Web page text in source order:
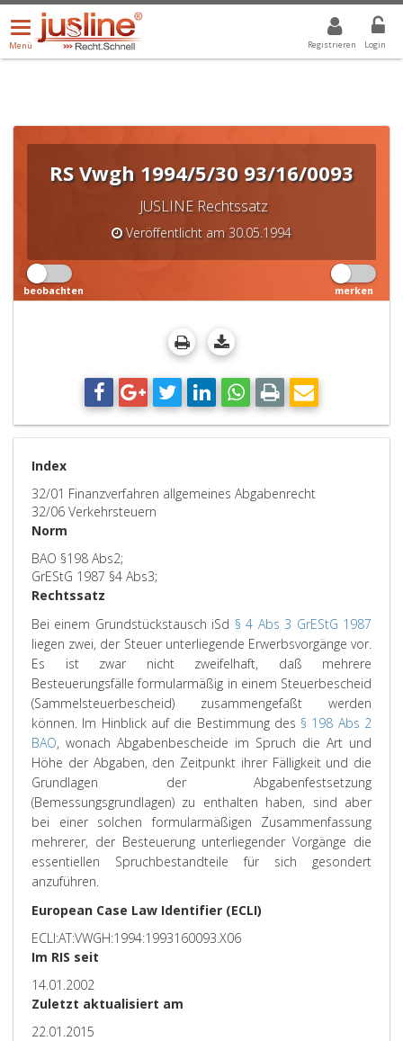
Registrieren Login
Menü
öffnen/schließen
Menü
ALLE DROPDOWN: GEWÄHLTER WERT IST ALLE
RS Vwgh 1994/5/30 93/16/0093
JUSLINE Rechtssatz
Veröffentlicht am 30.05.1994
beobachten merken
Index
32/01 Finanzverfahren allgemeines Abgabenrecht
32/06 Verkehrsteuern
Norm
BAO §198 Abs2;
GrEStG 1987 §4 Abs3;
Rechtssatz
Bei einem Grundstückstausch iSd § 4 Abs 3 GrEStG 1987
liegen zwei, der Steuer unterliegende Erwerbsvorgänge vor.
Es ist zwar nicht zweifelhaft, daß mehrere
Besteuerungsfälle formularmäßig in einem Steuerbescheid
(Sammelsteuerbescheid) zusammengefaßt werden
können. Im Hinblick auf die Bestimmung des § 198 Abs 2
BAO, wonach Abgabenbescheide im Spruch die Art und
Höhe der Abgaben, den Zeitpunkt ihrer Fälligkeit und die
Grundlagen der Abgabenfestsetzung
(Bemessungsgrundlagen) zu enthalten haben, sind aber
bei einer solchen formularmäßigen Zusammenfassung
mehrerer, der Besteuerung unterliegender Vorgänge die
essentiellen Spruchbestandteile für sich gesondert
anzuführen.
European Case Law Identifier (ECLI)
ECLI:AT:VWGH:1994:1993160093.X06
Im RIS seit
14.01.2002
Zuletzt aktualisiert am
22.01.2015